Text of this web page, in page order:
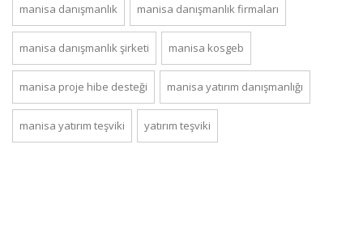
manisa danışmanlık manisa danışmanlık firmaları
manisa danışmanlık şirketi manisa kosgeb
manisa proje hibe desteği manisa yatırım danışmanlığı
manisa yatırım teşviki yatırım teşviki